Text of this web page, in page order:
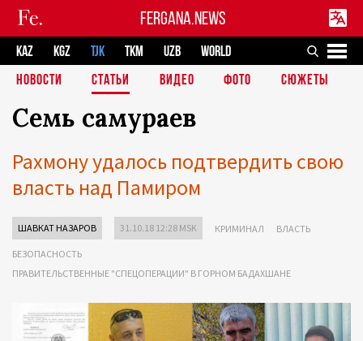
FERGANA.NEWS
KAZ KGZ TJK TKM UZB
WORLD
НОВОСТИ
СТАТЬИ ВИДЕО ФОТО СЮЖЕТЫ
Семь самураев
Рахмону удалось подтвердить свою
власть над Памиром
ШАВКАТ НАЗАРОВ 31.10.18 12:28 MSK КРИМИНАЛ ВЛАСТЬ
БЕЗОПАСНОСТЬ
ПРАВИТЕЛЬСТВЕННЫЕ "СПЕЦОПЕРАЦИИ" В ГОРНОМ БАДАХШАНЕ